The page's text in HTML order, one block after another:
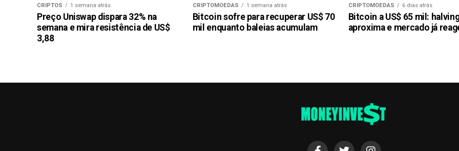
CRIPTOS 1 semana atrás
Preço Uniswap dispara 32% na
semana e mira resistência de US$
3,88
CRIPTOMOEDAS 1 semana atrás
Bitcoin sofre para recuperar US$ 70
mil enquanto baleias acumulam
CRIPTOMOEDAS 6 dias atrás
Bitcoin a US$ 65 mil:
aproxima e mercado já